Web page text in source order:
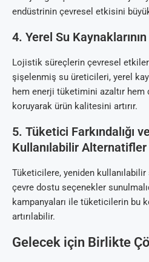
endüstrinin çevresel etkisini
4. Yerel Su Kaynaklarının
Lojistik süreçlerin çevresel
şişelenmiş su üreticileri, yerel
hem enerji tüketimini azaltır hem
koruyarak ürün kalitesini artırır.
5. Tüketici Farkındalığı
Kullanılabilir Alternatifler
Tüketicilere, yeniden
çevre dostu seçenekler
kampanyaları ile tüketicilerin bu
artırılabilir.
Gelecek için Birlikte